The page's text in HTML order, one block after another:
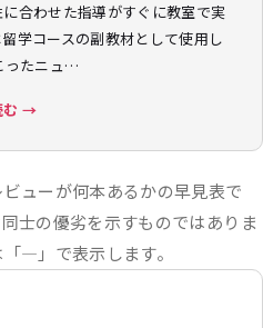
合わせた指導がすぐに教室で実
学コースの副教材として使用し
ったニュ…
む →
ューが何本あるかの早見表で
士の優劣を示すものではありま
—」で表示します。